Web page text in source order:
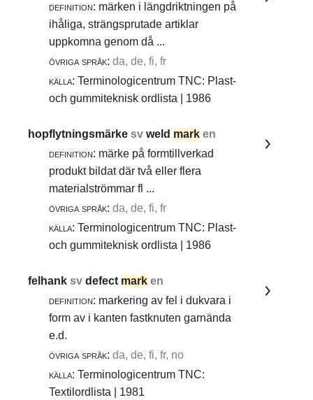
definition: märken i längdriktningen på
ihåliga, strängsprutade artiklar
uppkomna genom då ...
övriga språk: da, de, fi, fr
källa: Terminologicentrum TNC: Plast-
och gummiteknisk ordlista | 1986
hopflytningsmärkesvweld mark en
definition: märke på formtillverkad
produkt bildat där två eller flera
materialströmmar fl ...
övriga språk: da, de, fi, fr
källa: Terminologicentrum TNC: Plast-
och gummiteknisk ordlista | 1986
felhanksvdefect mark en
definition: markering av fel i dukvara i
form av i kanten fastknuten garnända
e.d.
övriga språk: da, de, fi, fr, no
källa: Terminologicentrum TNC:
Textilordlista | 1981